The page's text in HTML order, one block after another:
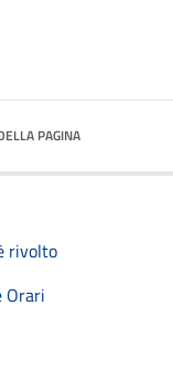
PAGINA
rivolto
Orari